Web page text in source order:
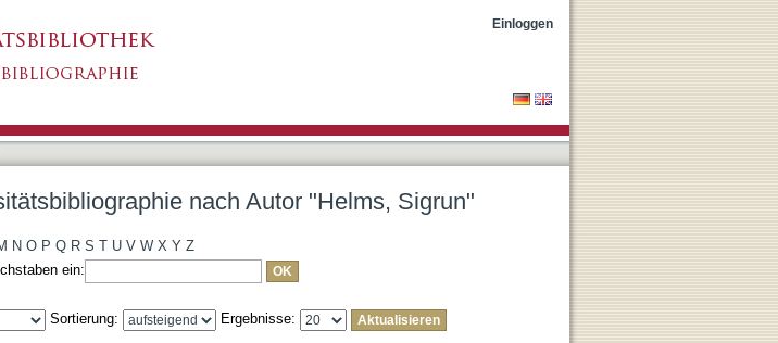
Einloggen
nach Autor "Helms, Sigrun"
N O P Q R S T U V W X Y Z
ein:
Sortierung: Ergebnisse: